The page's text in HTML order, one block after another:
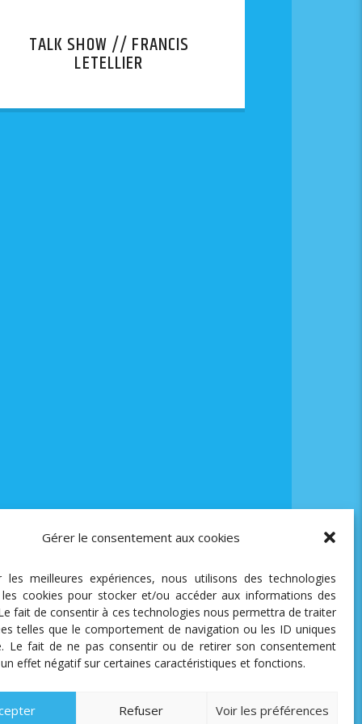
Gérer le consentement aux cookies
les meilleures expériences, nous utilisons des technologies
cookies pour stocker et/ou accéder aux informations des
fait de consentir à ces technologies nous permettra de traiter
telles que le comportement de navigation ou les ID uniques
Le fait de ne pas consentir ou de retirer son consentement
effet négatif sur certaines caractéristiques et fonctions.
Refuser Voir les préférences
TALK SHOW // FRANCIS
LETELLIER